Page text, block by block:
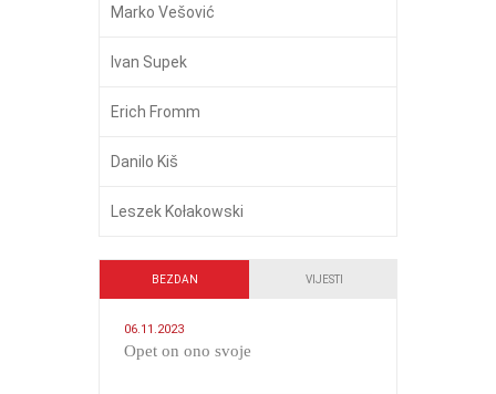
Marko Vešović
Ivan Supek
Erich Fromm
Danilo Kiš
Leszek Kołakowski
BEZDAN VIJESTI
06.11.2023
​Opet on ono svoje